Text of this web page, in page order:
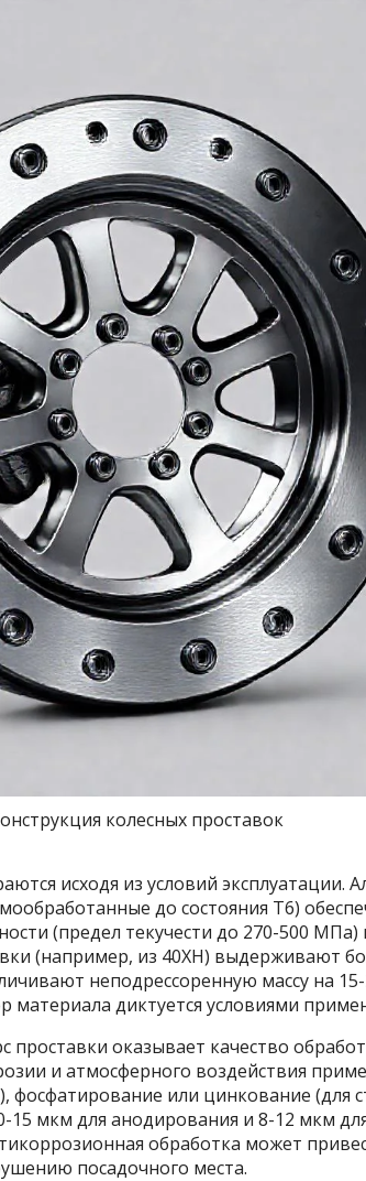
колесных проставок
исходя из условий эксплуатации.
до состояния T6)
(предел текучести до 270-500 МПа)
(например, из 40ХН) выдерживают
неподрессоренную массу на
диктуется условиями
проставки оказывает качество
и атмосферного воздействия
или цинкование (для
15 мкм для анодирования и 8-12 мкм
обработка может
посадочного места.